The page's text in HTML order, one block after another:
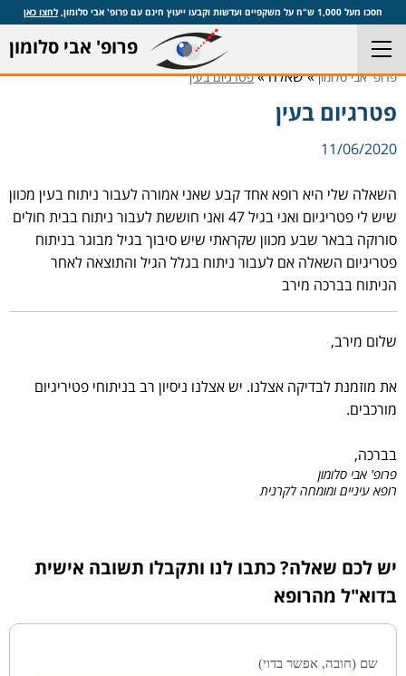
חסכו מעל 1,000 ש"ח על משקפיים ועדשות וקבעו ייעוץ חינם עם פרופ' אבי סלומון, לחצו כאן
פרופ' אבי סלומון
פרופ' אבי סלומון» שאלה »פטרגיום בעין
פטרגיום בעין
11/06/2020
השאלה שלי היא רופא אחד קבע שאני אמורה לעבור ניתוח בעין מכוון
שיש לי פטריגיום ואני בגיל 47 ואני חוששת לעבור ניתוח בבית חולים
סורוקה בבאר שבע מכוון שקראתי שיש סיבוך בגיל מבוגר בניתוח
פטריגיום השאלה אם לעבור ניתוח בגלל הגיל והתוצאה לאחר
הניתוח בברכה מירב
שלום מירב,
את מוזמנת לבדיקה אצלנו. יש אצלנו ניסיון רב בניתוחי פטיריגיום
מורכבים.
בברכה,
פרופ' אבי סלומון
רופא עיניים ומומחה לקרנית
יש לכם שאלה? כתבו לנו ותקבלו תשובה אישית
בדוא"ל מהרופא
שם (חובה, אפשר בדוי)